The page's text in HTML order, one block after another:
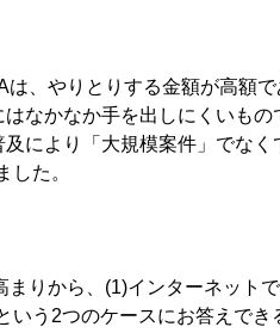
、やりとりする金額が高額で
なかなか手を出しにくいもの
により「大規模案件」でなく
た。
りから、(1)インターネット
う2つのケースにお答えでき